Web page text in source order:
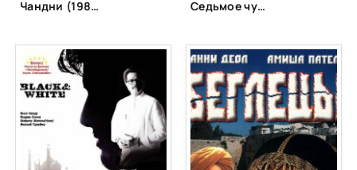
Чандни (1989) Седьмое чувство (2011)